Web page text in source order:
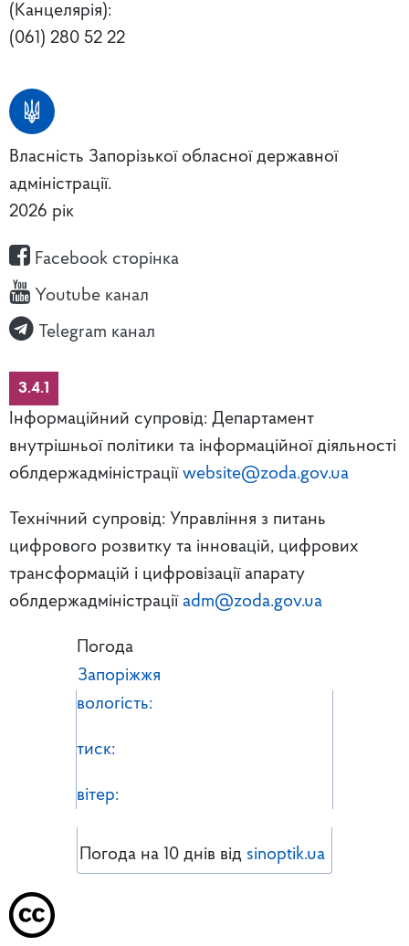
(Канцелярія):
(061) 280 52 22
Власність Запорізької обласної державної
адміністрації.
2026 рік
Facebook сторінка
Youtube канал
Telegram канал
3.4.1
Інформаційний супровід: Департамент
внутрішньої політики та інформаційної діяльності
облдержадміністрації website@zoda.gov.ua
Технічний супровід: Управління з питань
цифрового розвитку та інновацій, цифрових
трансформацій і цифровізації апарату
облдержадміністрації adm@zoda.gov.ua
Погода
Запоріжжя
вологість:
тиск:
вітер:
Погода на 10 днів від sinoptik.ua